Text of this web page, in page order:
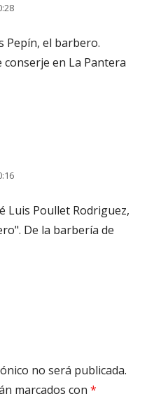
Pepín, el barbero.
en La Pantera
Luis Poullet Rodriguez,
De la barbería de
no será publicada.
marcados con *